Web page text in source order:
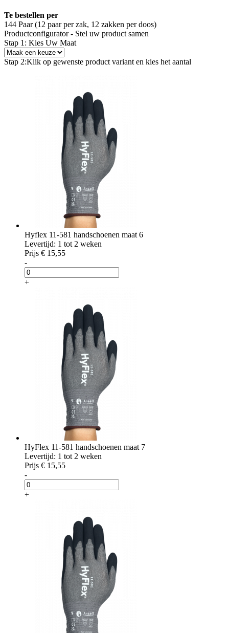
Te bestellen per
144 Paar (12 paar per zak, 12 zakken per doos)
Productconfigurator - Stel uw product samen
Stap 1: Kies Uw Maat
Stap 2:Klik op gewenste product variant en kies het aantal
Hyflex 11-581 handschoenen maat 6
Levertijd: 1 tot 2 weken
Prijs € 15,55
-
+
HyFlex 11-581 handschoenen maat 7
Levertijd: 1 tot 2 weken
Prijs € 15,55
-
+